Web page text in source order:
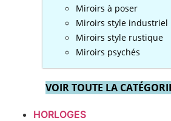
Miroirs à poser
Miroirs style industriel
Miroirs style rustique
Miroirs psychés
VOIR TOUTE LA
HORLOGES